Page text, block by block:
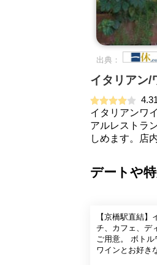
出典：
イタリアン/
4.31
イタリアンワ
アルレストラ
しめます。店
デートや
【京橋駅直結
チ、カフェ、デ
ご用意。 ボト
ワインとお好き